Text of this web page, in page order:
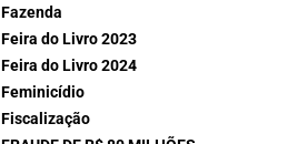
Fazenda
Feira do Livro 2023
Feira do Livro 2024
Feminicídio
Fiscalização